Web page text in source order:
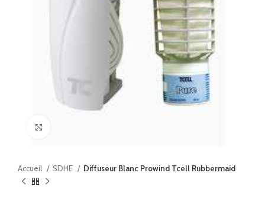
Accueil SDHE Diffuseur Blanc Prowind Tcell Rubbermaid